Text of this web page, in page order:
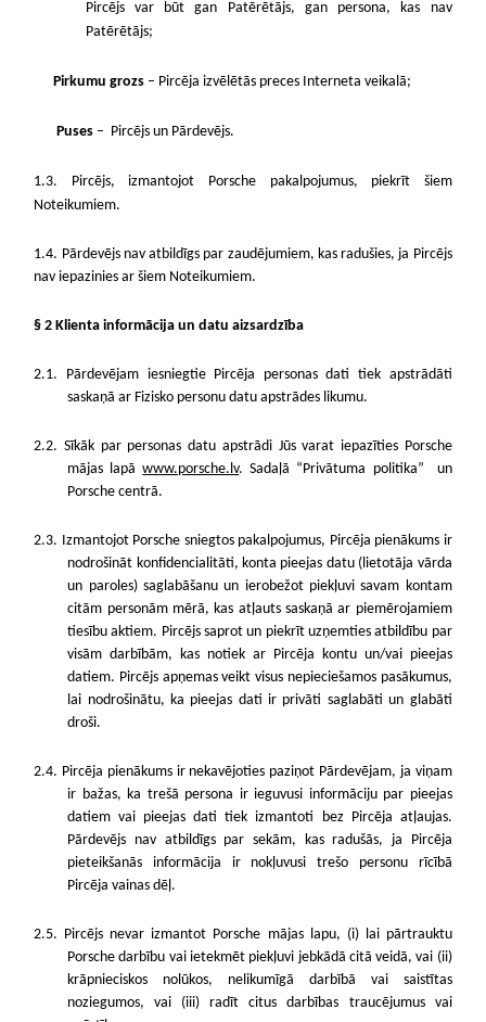
Pircējs var būt gan Patērētājs, gan persona,kas nav
Patērētājs;
Pirkumu grozs – Pircēja izvēlētās preces Interneta veikalā;
Puses – Pircējs un Pārdevējs.
1.3. Pircējs, izmantojot Porsche pakalpojumus, piekrīt šiem
Noteikumiem.
1.4. Pārdevējs nav atbildīgs par zaudējumiem, kas radušies, ja Pircējs
nav iepazinies ar šiem Noteikumiem.
§ 2 Klienta informācija un datu aizsardzība
2.1. Pārdevējam iesniegtie Pircēja personas dati tiek apstrādāti
saskaņā ar Fizisko personu datu apstrādes likumu.
2.2. Sīkāk par personas datu apstrādi Jūs varat iepazīties Porsche
mājas lapā www.porsche.lv. Sadaļā “Privātuma politika”
un
Porsche centrā.
2.3. Izmantojot Porsche sniegtos pakalpojumus, Pircēja pienākums ir
nodrošināt konfidencialitāti, konta pieejas datu (lietotāja vārda
un paroles) saglabāšanu un ierobežot piekļuvi savam kontam
citām personām mērā, kas atļauts saskaņā ar piemērojamiem
tiesību aktiem. Pircējs saprot un piekrīt uzņemties atbildību par
visām darbībām, kas notiek ar Pircēja kontu un/vai pieejas
datiem. Pircējs apņemas veikt visus nepieciešamos pasākumus,
lai nodrošinātu, ka pieejas dati ir privāti saglabāti un glabāti
droši.
2.4. Pircēja pienākums ir nekavējoties paziņot Pārdevējam, ja viņam
ir bažas, ka trešā persona ir ieguvusi informāciju par pieejas
datiem vai pieejas dati tiek izmantoti bez Pircēja atļaujas.
Pārdevējs nav atbildīgs par sekām, kas radušās, ja Pircēja
pieteikšanās informācija ir nokļuvusi trešo personu rīcībā
Pircēja vainas dēļ.
2.5. Pircējs nevar izmantot Porsche mājas lapu, (i) lai pārtrauktu
Porsche darbību vai ietekmēt piekļuvi jebkādā citā veidā, vai (ii)
krāpnieciskos nolūkos, nelikumīgā darbībā vai saistītas
noziegumos, vai (iii) radīt citus darbības traucējumus vai